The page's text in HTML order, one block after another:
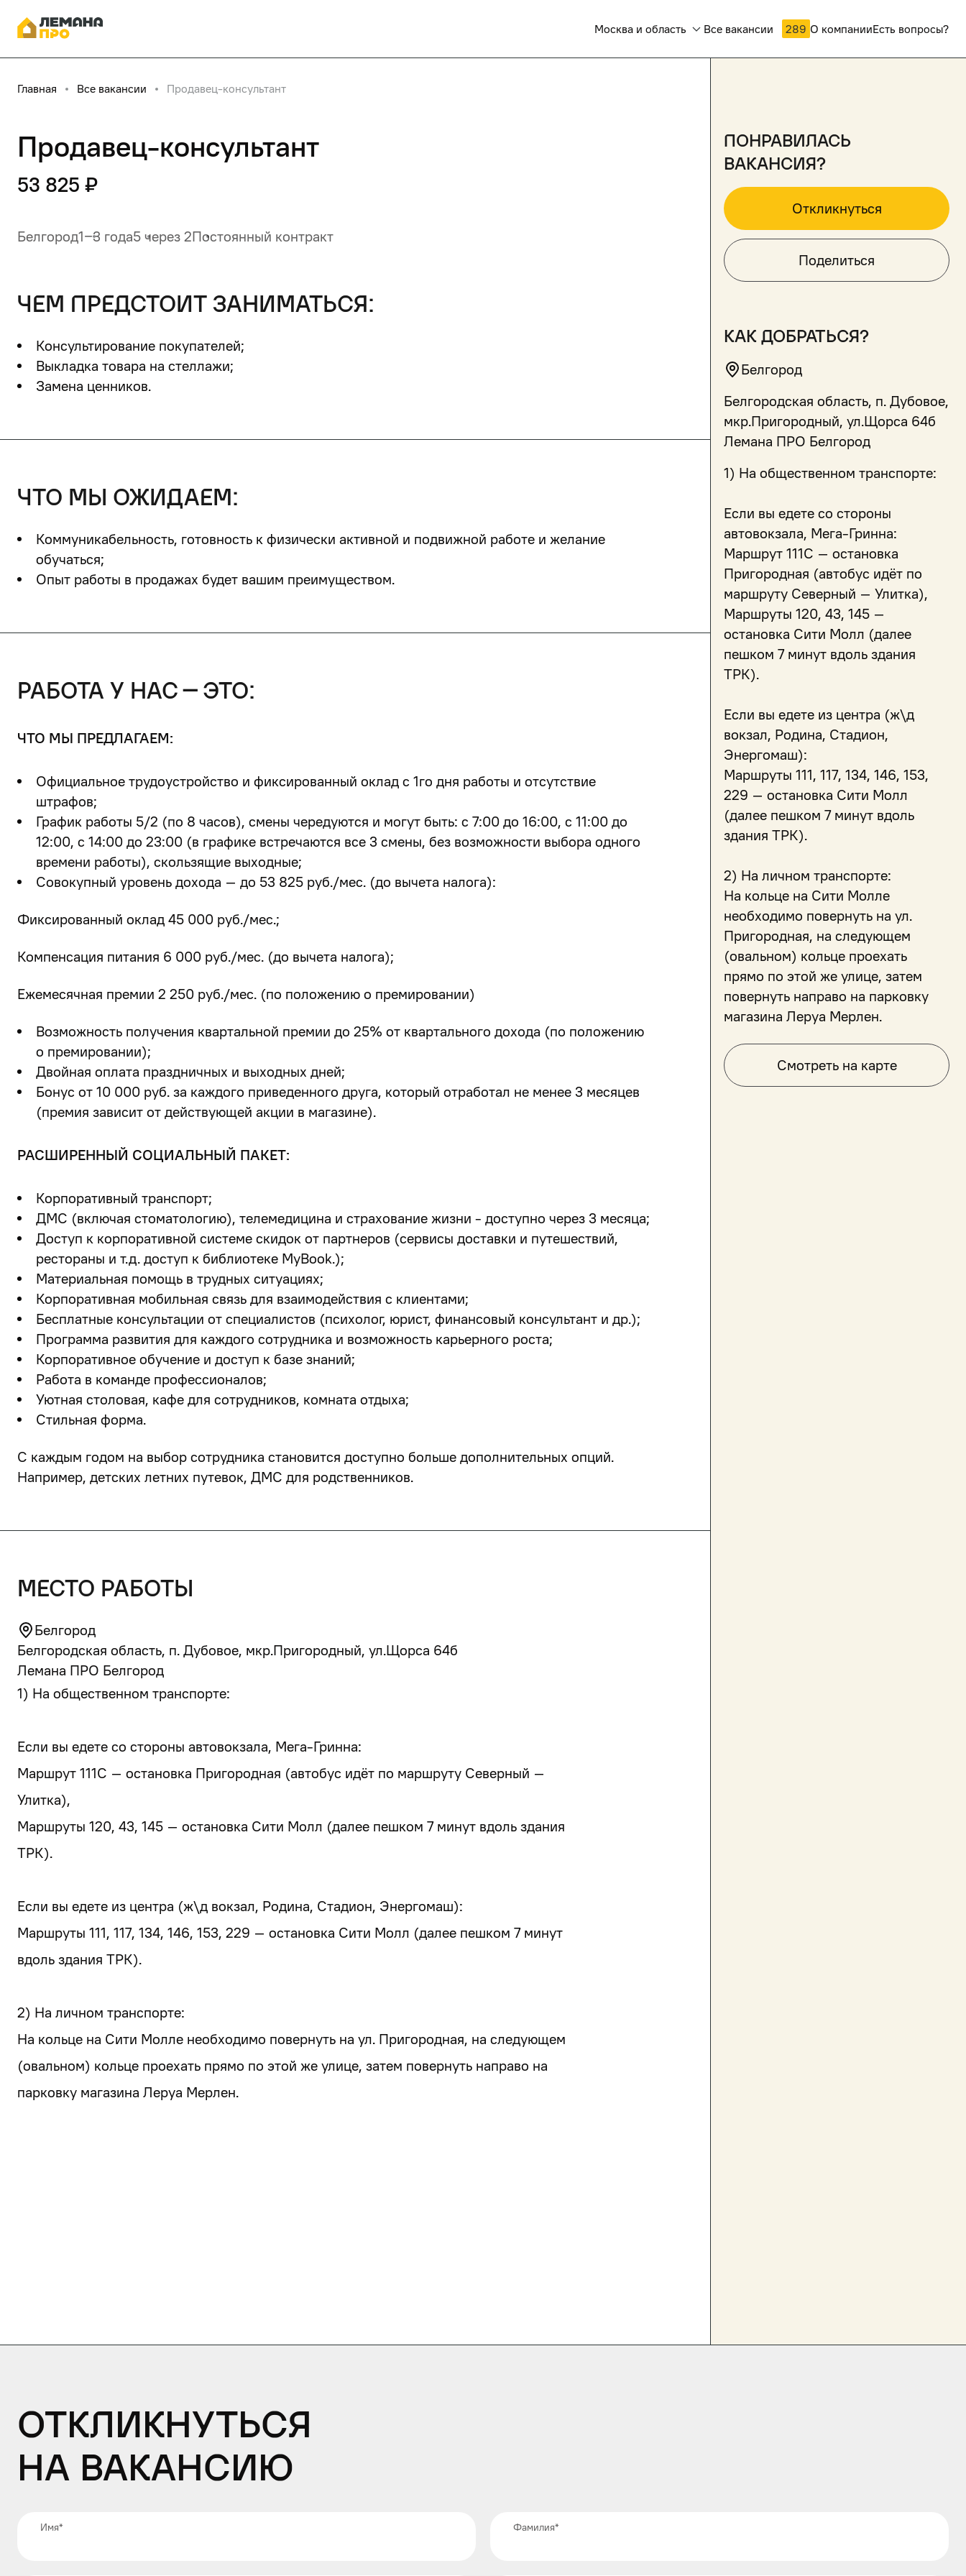
Москва и область Все вакансии 289 О компанииЕсть вопросы?
Главная Все вакансии Продавец-консультант
Продавец-консультант
53 825 ₽
Белгород1‒3 года5 через 2Постоянный контракт
чем предстоит заниматься:
Консультирование покупателей;
Выкладка товара на стеллажи;
Замена ценников.
что мы ожидаем:
Коммуникабельность, готовность к физически активной и подвижной работе и желание
обучаться;
Опыт работы в продажах будет вашим преимуществом.
работа у нас – это:
ЧТО МЫ ПРЕДЛАГАЕМ:
Официальное трудоустройство и фиксированный оклад с 1го дня работы и отсутствие
штрафов;
График работы 5/2 (по 8 часов), смены чередуются и могут быть: с 7:00 до 16:00, с 11:00 до
12:00, с 14:00 до 23:00 (в графике встречаются все 3 смены, без возможности выбора одного
времени работы), скользящие выходные;
Совокупный уровень дохода – до 53 825 руб./мес. (до вычета налога):
Фиксированный оклад 45 000 руб./мес.;
Компенсация питания 6 000 руб./мес. (до вычета налога);
Ежемесячная премии 2 250 руб./мес. (по положению о премировании)
Возможность получения квартальной премии до 25% от квартального дохода (по положению
о премировании);
Двойная оплата праздничных и выходных дней;
Бонус от 10 000 руб. за каждого приведенного друга, который отработал не менее 3 месяцев
(премия зависит от действующей акции в магазине).
РАСШИРЕННЫЙ СОЦИАЛЬНЫЙ ПАКЕТ:
Корпоративный транспорт;
ДМС (включая стоматологию), телемедицина и страхование жизни - доступно через 3 месяца;
Доступ к корпоративной системе скидок от партнеров (сервисы доставки и путешествий,
рестораны и т.д. доступ к библиотеке MyBook.);
Материальная помощь в трудных ситуациях;
Корпоративная мобильная связь для взаимодействия с клиентами;
Бесплатные консультации от специалистов (психолог, юрист, финансовый консультант и др.);
Программа развития для каждого сотрудника и возможность карьерного роста;
Корпоративное обучение и доступ к базе знаний;
Работа в команде профессионалов;
Уютная столовая, кафе для сотрудников, комната отдыха;
Стильная форма.
С каждым годом на выбор сотрудника становится доступно больше дополнительных опций.
Например, детских летних путевок, ДМС для родственников.
место работы
Белгород
Белгородская область, п. Дубовое, мкр.Пригородный, ул.Щорса 64б
Лемана ПРО Белгород
1) На общественном транспорте:
Если вы едете со стороны автовокзала, Мега-Гринна:
Маршрут 111С – остановка Пригородная (автобус идёт по маршруту Северный –
Улитка),
Маршруты 120, 43, 145 – остановка Сити Молл (далее пешком 7 минут вдоль здания
ТРК).
Если вы едете из центра (ж\д вокзал, Родина, Стадион, Энергомаш):
Маршруты 111, 117, 134, 146, 153, 229 – остановка Сити Молл (далее пешком 7 минут
вдоль здания ТРК).
2) На личном транспорте:
На кольце на Сити Молле необходимо повернуть на ул. Пригородная, на следующем
(овальном) кольце проехать прямо по этой же улице, затем повернуть направо на
понравилась
вакансия?
Откликнуться
Поделиться
как добраться?
Белгород
Белгородская область, п. Дубовое,
мкр.Пригородный, ул.Щорса 64б
Лемана ПРО Белгород
1) На общественном транспорте:
Если вы едете со стороны
автовокзала, Мега-Гринна:
Маршрут 111С – остановка
Пригородная (автобус идёт по
маршруту Северный – Улитка),
Маршруты 120, 43, 145 –
остановка Сити Молл (далее
пешком 7 минут вдоль здания
ТРК).
Если вы едете из центра (ж\д
вокзал, Родина, Стадион,
Энергомаш):
Маршруты 111, 117, 134, 146, 153,
229 – остановка Сити Молл
(далее пешком 7 минут вдоль
здания ТРК).
2) На личном транспорте:
На кольце на Сити Молле
необходимо повернуть на ул.
Пригородная, на следующем
(овальном) кольце проехать
прямо по этой же улице, затем
повернуть направо на парковку
Смотреть на карте
Откликнуться
на вакансию
Имя* Фамилия*